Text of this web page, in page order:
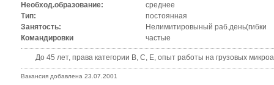
Необход.образование:
среднее
Тип:
постоянная
Занятость:
Нелимитировыный раб.день(гибки
Командировки
частые
До 45 лет, права категории В, С, Е, опыт работы на грузовых
Вакансия добавлена 23.07.2001